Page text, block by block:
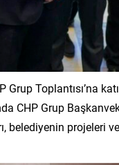
Toplantısı’na
CHP Grup
projeleri